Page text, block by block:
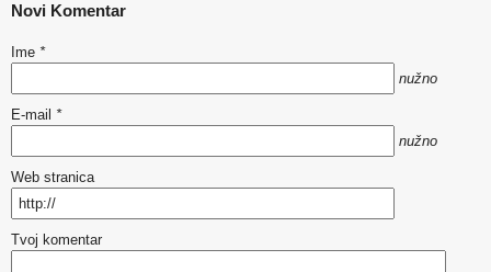
Novi Komentar
Ime *
nužno
E-mail *
nužno
Web stranica
Tvoj komentar